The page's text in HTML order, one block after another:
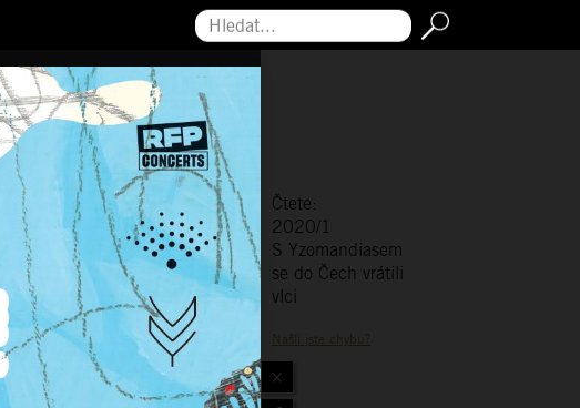
Hledat...
Čtete:
2020/1
S Yzomandiasem
se do Čech vrátili
vlci
Našli jste chybu?
×